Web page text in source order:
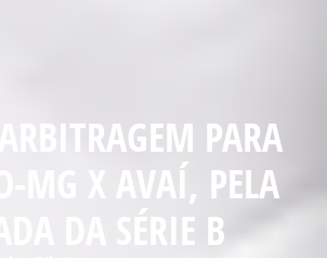
ARBITRAGEM PARA
MG X AVAÍ, PELA
DA SÉRIE B